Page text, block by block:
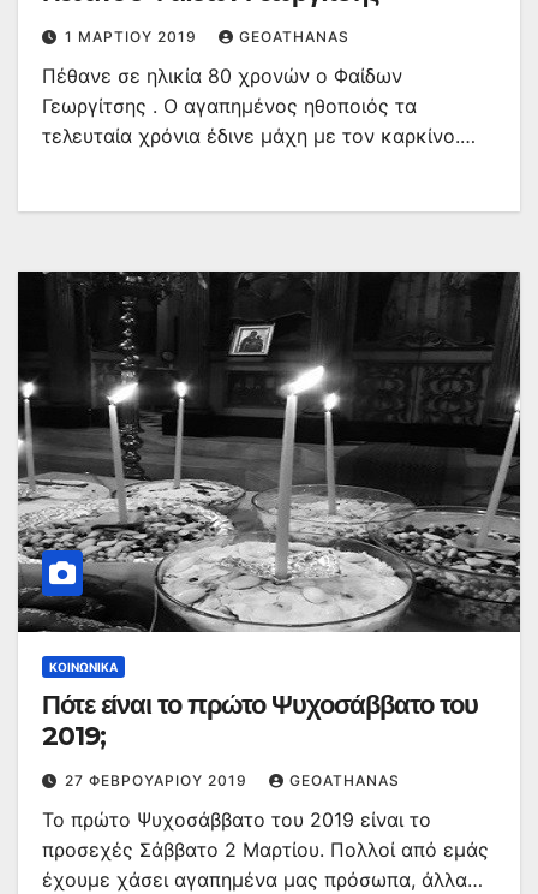
1 ΜΑΡΤΊΟΥ 2019 GEOATHANAS
Πέθανε σε ηλικία 80 χρονών ο Φαίδων
Γεωργίτσης . Ο αγαπημένος ηθοποιός τα
τελευταία χρόνια έδινε μάχη με τον καρκίνο.…
ΚΟΙΝΩΝΙΚΆ
Πότε είναι το πρώτο Ψυχοσάββατο του
2019;
27 ΦΕΒΡΟΥΑΡΊΟΥ 2019 GEOATHANAS
Το πρώτο Ψυχοσάββατο του 2019 είναι το
προσεχές Σάββατο 2 Μαρτίου. Πολλοί από εμάς
έχουμε χάσει αγαπημένα μας πρόσωπα, άλλα…